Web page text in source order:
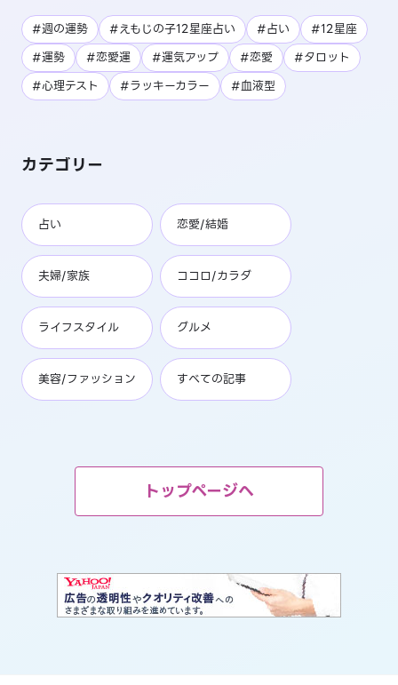
#週の運勢 #えもじの子12星座占い #占い
#12星座
#運勢
#恋愛運 #運気アップ #恋愛
#タロット
#心理テスト
#ラッキーカラー #血液型
カテゴリー
占い 恋愛/結婚
夫婦/家族 ココロ/カラダ
ライフスタイル グルメ
美容/ファッション すべての記事
トップページへ